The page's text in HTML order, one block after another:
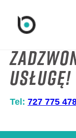
Usługę!
Tel: 727 775